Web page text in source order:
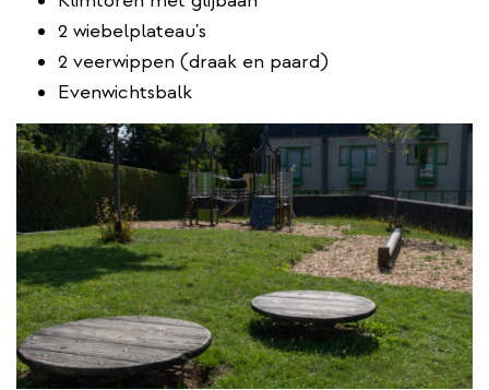
2 wiebelplateau's
2 veerwippen (draak en paard)
Evenwichtsbalk